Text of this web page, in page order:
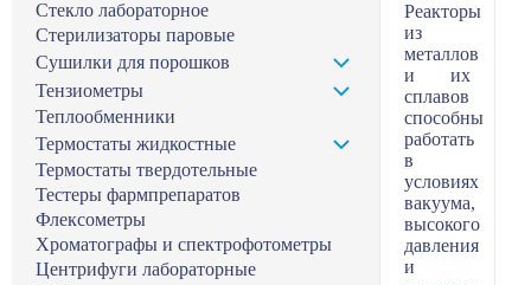
Стекло лабораторное
Стерилизаторы паровые
Сушилки для порошков
Тензиометры
Теплообменники
Термостаты жидкостные
Термостаты твердотельные
Тестеры фармпрепаратов
Флексометры
Хроматографы и спектрофотометры
Центрифуги лабораторные
Реакторы
из
металлов
и их
сплавов
способны
работать
в
условиях
вакуума,
высокого
давления
и